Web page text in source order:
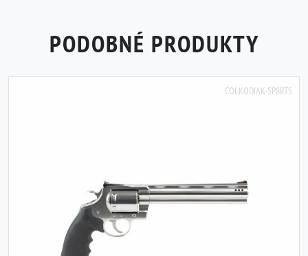
PODOBNÉ PRODUKTY
COLKODIAK-SP8RTS